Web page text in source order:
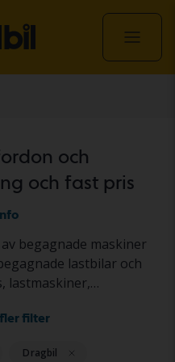
och
och fast pris
begagnade maskiner
lastbilar och
lastmaskiner,
säljs genom
filter
Dragbil